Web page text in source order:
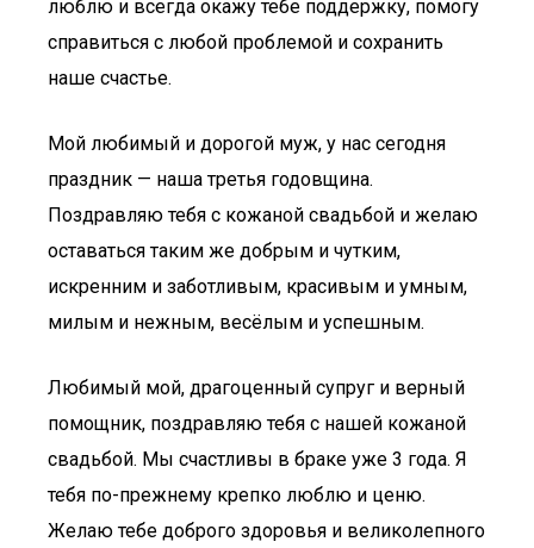
люблю и всегда окажу тебе поддержку, помогу
справиться с любой проблемой и сохранить
наше счастье.
Мой любимый и дорогой муж, у нас сегодня
праздник — наша третья годовщина.
Поздравляю тебя с кожаной свадьбой и желаю
оставаться таким же добрым и чутким,
искренним и заботливым, красивым и умным,
милым и нежным, весёлым и успешным.
Любимый мой, драгоценный супруг и верный
помощник, поздравляю тебя с нашей кожаной
свадьбой. Мы счастливы в браке уже 3 года. Я
тебя по-прежнему крепко люблю и ценю.
Желаю тебе доброго здоровья и великолепного